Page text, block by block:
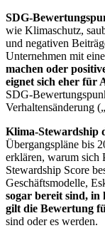
SDG-
wie Klimaschutz,
und negativen
Unternehmen mit
machen oder
eignet sich eher für
SDG-
Verhaltensänderung
Klima-Stewardship
Übergangspläne bis
erklären, warum sich
Stewardship Score
Geschäftsmodelle,
sogar bereit sind, in
gilt die Bewertung
sind oder es werden.